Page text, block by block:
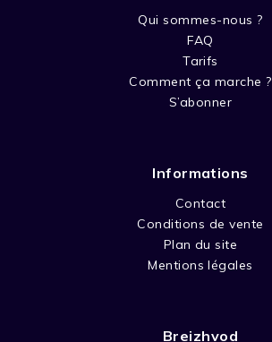
Qui sommes-nous ?
FAQ
Tarifs
Comment ça marche ?
S’abonner
Informations
Contact
Conditions de vente
Plan du site
Mentions légales
Breizhvod